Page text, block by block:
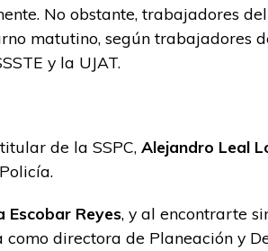
No obstante, trabajadores
matutino, según trabajadores
y la UJAT.
de la SSPC, Alejandro Leal
Escobar Reyes, y al encontrarte
directora de Planeación y